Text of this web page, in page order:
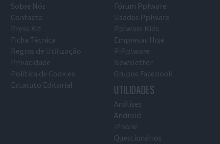
Sobre Nós
Contacto
Press Kit
Ficha Técnica
Regras de Utilização
Privacidade
Política de Cookies
Estatuto Editorial
Fórum Pplware
Usados Pplware
Pplware Kids
Empresas Hoje
PiPplware
Newsletter
Grupos Facebook
UTILIDADES
Análises
Android
iPhone
Questionários